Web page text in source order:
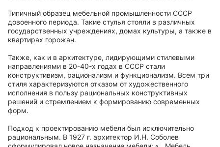
Типичный образец мебельной промышленности СССР
довоенного периода. Такие стулья стояли в различных
государственных учреждениях, домах культуры, а также в
квартирах горожан.
Также, как и в архитектуре, лидирующими стилевыми
направлениями в 20-40-х годах в СССР стали
конструктивизм, рационализм и функционализм. Всем три
стиля характеризуются отказом от художественного
исполнения в пользу рациональных конструктивных
решений и стремлением к формированию современных
форм.
Подход к проектированию мебели был исключительно
рациональным. В 1927 г. архитектор И.Н. Соболев